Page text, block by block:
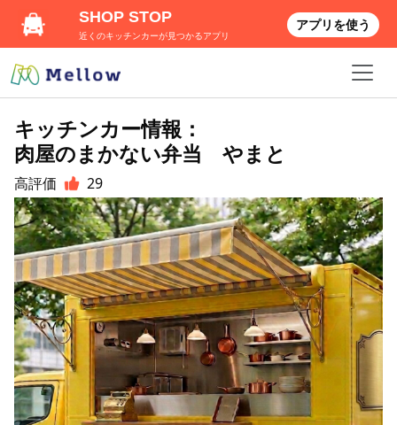
キッチンカー情報：
肉屋のまかない弁当 やまと
高評価 29
SHOP STOP
近くのキッチンカーが見つかるアプリ
アプリを使う